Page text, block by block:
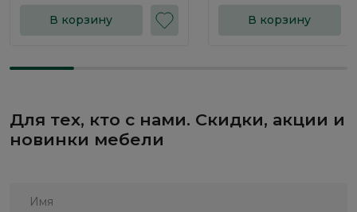
В корзину В корзину
Для тех, кто с нами. Скидки, акции и
новинки мебели